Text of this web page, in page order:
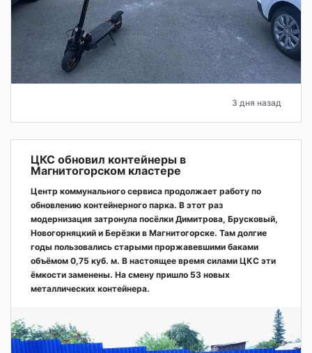
3 дня назад
ЦКС обновил контейнеры в
Магнитогорском кластере
Центр коммунального сервиса продолжает работу по
обновлению контейнерного парка. В этот раз
модернизация затронула посёлки Димитрова, Брусковый,
Новогорняцкий и Берёзки в Магнитогорске. Там долгие
годы пользовались старыми проржавевшими баками
объёмом 0,75 куб. м. В настоящее время силами ЦКС эти
ёмкости заменены. На смену пришло 53 новых
металлических контейнера.